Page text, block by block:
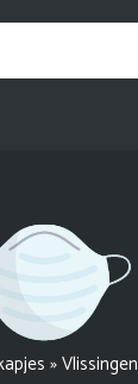
»Vlissingen